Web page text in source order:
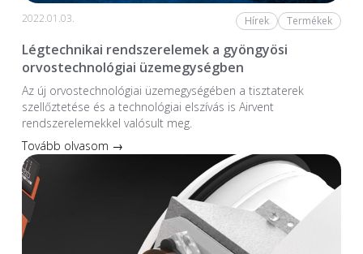
2022.01.03. Hírek Termékek
Légtechnikai rendszerelemek a gyöngyösi
orvostechnológiai üzemegységben
Az új orvostechnológiai üzem­egységében a tiszta­terek
szellőztetése és a technológiai elszívás is Airvent
rendszerelemekkel valósult meg.
Tovább olvasom →